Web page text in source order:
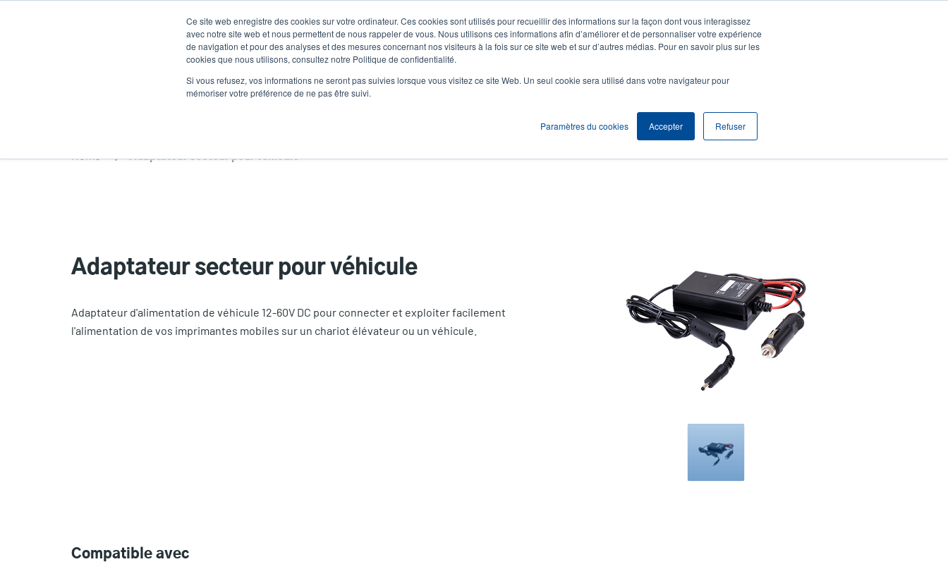
Ce site web enregistre des cookies sur votre ordinateur. Ces cookies sont utilisés pour recueillir des informations sur la façon dont vous interagissez
avec notre site web et nous permettent de nous rappeler de vous. Nous utilisons ces informations afin d’améliorer et de personnaliser votre expérience
de navigation et pour des analyses et des mesures concernant nos visiteurs à la fois sur ce site web et sur d’autres médias. Pour en savoir plus sur les
cookies que nous utilisons, consultez notre Politique de confidentialité.
Si vous refusez, vos informations ne seront pas suivies lorsque vous visitez ce site Web. Un seul cookie sera utilisé dans votre navigateur pour
mémoriser votre préférence de ne pas être suivi.
Paramètres du cookies Accepter Refuser
User
account
Actualités et événements Société
User
S'identifier S'enregistrer
Header
Home Adaptateur secteur pour véhicule
Adaptateur secteur pour véhicule
Adaptateur d'alimentation de véhicule 12-60V DC pour connecter et exploiter facilement
l'alimentation de vos imprimantes mobiles sur un chariot élévateur ou un véhicule.
with
Compatible avec